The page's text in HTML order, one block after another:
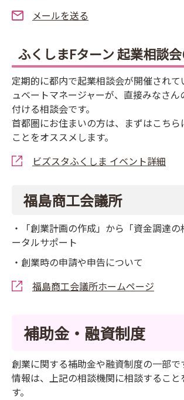
メールを送る
ふくしまFターン 起業相談
定期的に都内で起業相談会が開催されて
ュベートマネージャーが、直接みなさん
付ける相談会です。
首都圏にお住まいの方は、まずはこちら
ことをオススメします。
ビズスタふくしま イベント詳細
福島商工会議所
・「創業計画の作成」から「資金調達
ータルサポート
・創業時の申請や申告について
福島商工会議所ホームページ
補助金・融資制度
創業に関する補助金や融資制度の一部で
情報は、上記の相談機関に相談すること
す。